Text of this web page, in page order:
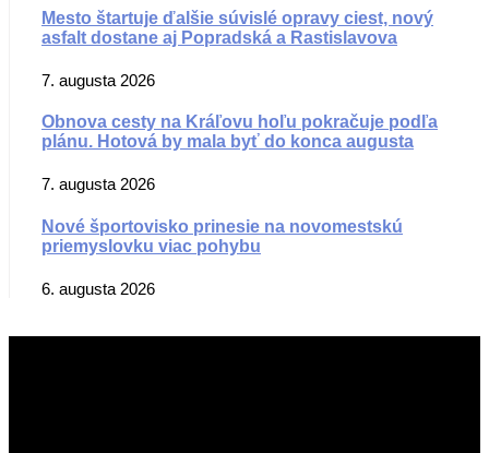
Mesto štartuje ďalšie súvislé opravy ciest, nový
asfalt dostane aj Popradská a Rastislavova
7. augusta 2026
Obnova cesty na Kráľovu hoľu pokračuje podľa
plánu. Hotová by mala byť do konca augusta
7. augusta 2026
Nové športovisko prinesie na novomestskú
priemyslovku viac pohybu
6. augusta 2026